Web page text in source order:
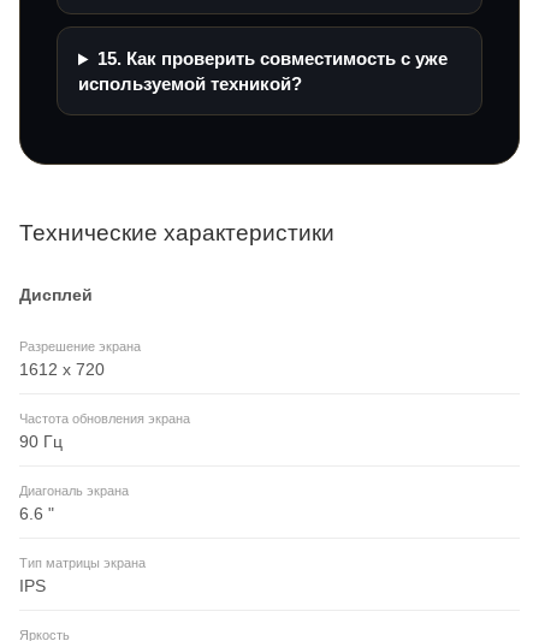
15. Как проверить совместимость с уже
используемой техникой?
Технические характеристики
Дисплей
Разрешение экрана
1612 x 720
Частота обновления экрана
90 Гц
Диагональ экрана
6.6 "
Тип матрицы экрана
IPS
Яркость